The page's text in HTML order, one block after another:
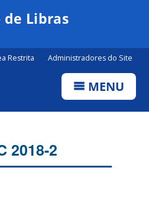
Canais
Libras
Restrita Administradores do Site
MENU
2018-2